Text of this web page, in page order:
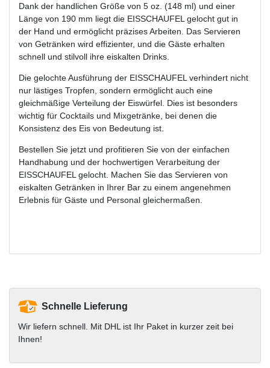
Dank der handlichen Größe von 5 oz. (148 ml) und einer
Länge von 190 mm liegt die EISSCHAUFEL gelocht gut in
der Hand und ermöglicht präzises Arbeiten. Das Servieren
von Getränken wird effizienter, und die Gäste erhalten
schnell und stilvoll ihre eiskalten Drinks.
Die gelochte Ausführung der EISSCHAUFEL verhindert nicht
nur lästiges Tropfen, sondern ermöglicht auch eine
gleichmäßige Verteilung der Eiswürfel. Dies ist besonders
wichtig für Cocktails und Mixgetränke, bei denen die
Konsistenz des Eis von Bedeutung ist.
Bestellen Sie jetzt und profitieren Sie von der einfachen
Handhabung und der hochwertigen Verarbeitung der
EISSCHAUFEL gelocht. Machen Sie das Servieren von
eiskalten Getränken in Ihrer Bar zu einem angenehmen
Erlebnis für Gäste und Personal gleichermaßen.
Schnelle Lieferung
Wir liefern schnell. Mit DHL ist Ihr Paket in kurzer zeit bei
Ihnen!